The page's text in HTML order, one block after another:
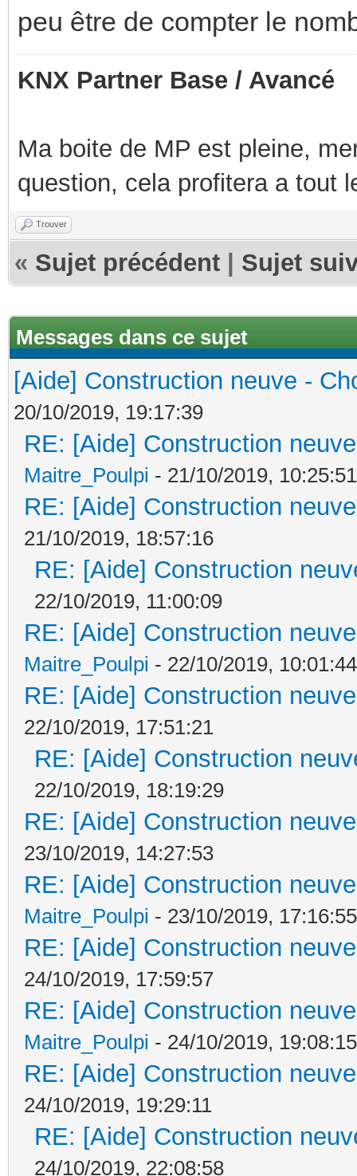
peu être de compter le
KNX Partner Base / Avancé
Ma boite de MP est pleine,
question, cela profitera a tout
Trouver
« Sujet précédent Sujet
Messages dans ce sujet
[Aide] Construction neuve -
20/10/2019, 19:17:39
RE: [Aide] Construction
Maitre_Poulpi - 21/10/2019, 10:25:51
RE: [Aide] Construction
21/10/2019, 18:57:16
RE: [Aide] Construction
22/10/2019, 11:00:09
RE: [Aide] Construction
Maitre_Poulpi - 22/10/2019, 10:01:44
RE: [Aide] Construction
22/10/2019, 17:51:21
RE: [Aide] Construction
22/10/2019, 18:19:29
RE: [Aide] Construction
23/10/2019, 14:27:53
RE: [Aide] Construction
Maitre_Poulpi - 23/10/2019, 17:16:55
RE: [Aide] Construction
24/10/2019, 17:59:57
RE: [Aide] Construction
Maitre_Poulpi - 24/10/2019, 19:08:15
RE: [Aide] Construction
24/10/2019, 19:29:11
RE: [Aide] Construction
24/10/2019, 22:08:58